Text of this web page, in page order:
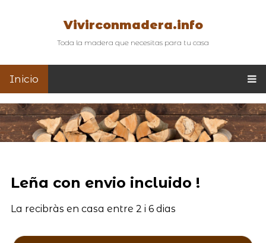
Vivirconmadera.info
Toda la madera que necesitas para tu casa
Inicio
Leña con envio incluido !
La recibràs en casa entre 2 i 6 dias